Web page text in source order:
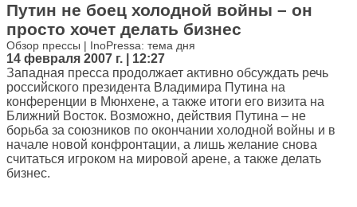
Путин не боец холодной войны – он
просто хочет делать бизнес
Обзор прессы | InoPressa: тема дня
14 февраля 2007 г. | 12:27
Западная пресса продолжает активно обсуждать речь
российского президента Владимира Путина на
конференции в Мюнхене, а также итоги его визита на
Ближний Восток. Возможно, действия Путина – не
борьба за союзников по окончании холодной войны и в
начале новой конфронтации, а лишь желание снова
считаться игроком на мировой арене, а также делать
бизнес.